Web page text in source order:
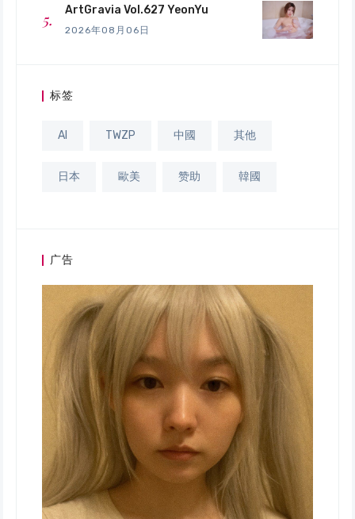
ArtGravia Vol.627 YeonYu
2026年08月06日
标签
AI TWZP 中國 其他
日本 歐美 赞助 韓國
广告